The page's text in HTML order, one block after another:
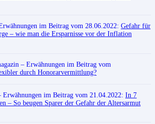
im Beitrag vom 28.06.2022: Gefahr für
– wie man die Ersparnisse vor der Inflation
– Erwähnungen im Beitrag vom
durch Honorarvermittlung?
Erwähnungen im Beitrag vom 21.04.2022: In 7
– So beugen Sparer der Gefahr der Altersarmut